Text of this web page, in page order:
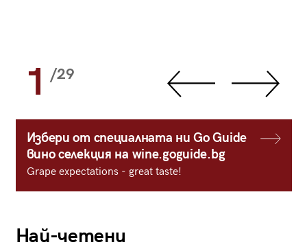
1 /29
Избери от специалната ни Go Guide
вино селекция на wine.goguide.bg
Grape expectations - great taste!
Най-четени